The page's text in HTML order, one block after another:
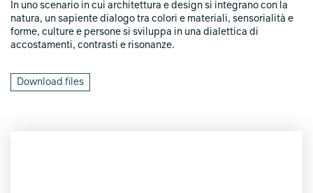
In uno scenario in cui architettura e design si integrano con la
natura, un sapiente dialogo tra colori e materiali, sensorialità e
forme, culture e persone si sviluppa in una dialettica di
accostamenti, contrasti e risonanze.
Download files